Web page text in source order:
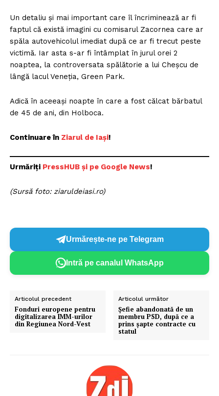
Un detaliu şi mai important care îl încriminează ar fi
faptul că există imagini cu comisarul Zacornea care ar
spăla autovehicolul imediat după ce ar fi trecut peste
victimă. Iar asta s-ar fi întâmplat în jurul orei 2
noaptea, la controversata spălătorie a lui Cheşcu de
lângă lacul Veneţia, Green Park.
Adică în aceeaşi noapte în care a fost călcat bărbatul
de 45 de ani, din Holboca.
Continuare în Ziarul de Iași!
Urmăriți PressHUB și pe Google News!
(Sursă foto: ziaruldeiasi.ro)
Urmărește-ne pe Telegram
Intră pe canalul WhatsApp
Articolul precedent
Fonduri europene pentru
digitalizarea IMM-urilor
din Regiunea Nord-Vest
Articolul următor
Şefie abandonată de un
membru PSD, după ce a
prins şapte contracte cu
statul